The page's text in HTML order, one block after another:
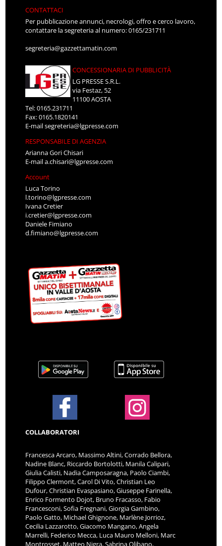
CONTATTACI
Per pubblicazione annunci, necrologi, offro e cerco lavoro,
contattare la segreteria al numero: 0165/231711
segreteria@gazzettamatin.com
CONCESSIONARIA DI PUBBLICITÀ
LG PRESSE S.R.L.
via Festaz, 52
11100 AOSTA
Tel: 0165.231711
Fax: 0165.1820141
E-mailsegreteria@lgpresse.com
RESPONSABILE DI AGENZIA
Arianna Gori Chisari
E-maila.chisari@lgpresse.com
Account
Luca Torino
l.torino@lgpresse.com
Ivana Cretier
i.cretier@lgpresse.com
Daniele Fimiano
d.fimiano@lgpresse.com
COLLABORATORI
Francesca Arcaro, Massimo Altini, Corrado Bellora,
Nadine Blanc, Riccardo Bortolotti, Manila Calipari,
Giulia Calisti, Nadia Camposaragna, Paolo Ciambi,
Filippo Clermont, Carol Di Vito, Christian Leo
Dufour, Christian Evaspasiano, Giuseppe Farinella,
Enrico Formento Dojot, Bruno Fracasso, Fabio
Francesconi, Sofia Fregnani, Giorgia Gambino,
Paolo Gatto, Michael Ghignone, Marlène Jorrioz,
Cecilia Lazzarotto, Giacomo Mangano, Angela
Marrelli, Federico Mecca, Luca Mauro Melloni, Marc
Montrosset, Matteo Nigra, Sabrina Olibano,